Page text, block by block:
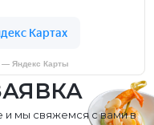
— Яндекс Карты
и мы свяжемся с вами в